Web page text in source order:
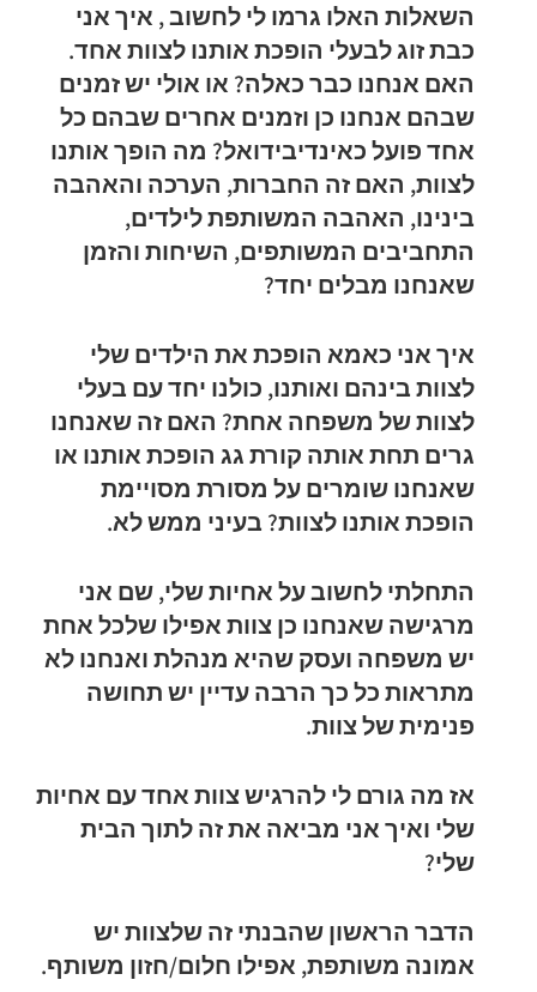
השאלות האלו גרמו לי לחשוב , איך אני
כבת זוג לבעלי הופכת אותנו לצוות אחד.
האם אנחנו כבר כאלה? או אולי יש זמנים
שבהם אנחנו כן וזמנים אחרים שבהם כל
אחד פועל כאינדיבידואל? מה הופך אותנו
לצוות, האם זה החברות, הערכה והאהבה
בינינו, האהבה המשותפת לילדים,
התחביבים המשותפים, השיחות והזמן
שאנחנו מבלים יחד?
איך אני כאמא הופכת את הילדים שלי
לצוות בינהם ואותנו, כולנו יחד עם בעלי
לצוות של משפחה אחת? האם זה שאנחנו
גרים תחת אותה קורת גג הופכת אותנו או
שאנחנו שומרים על מסורת מסויימת
הופכת אותנו לצוות? בעיני ממש לא.
התחלתי לחשוב על אחיות שלי, שם אני
מרגישה שאנחנו כן צוות אפילו שלכל אחת
יש משפחה ועסק שהיא מנהלת ואנחנו לא
מתראות כל כך הרבה עדיין יש תחושה
פנימית של צוות.
אז מה גורם לי להרגיש צוות אחד עם אחיות
שלי ואיך אני מביאה את זה לתוך הבית
שלי?
הדבר הראשון שהבנתי זה שלצוות יש
אמונה משותפת, אפילו חלום/חזון משותף.